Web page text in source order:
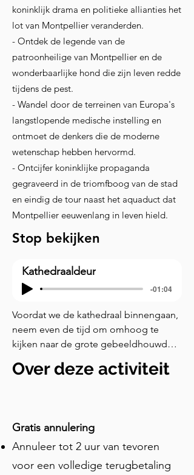
koninklijk drama en politieke allianties het
lot van Montpellier veranderden.
- Ontdek de legende van de
patroonheilige van Montpellier en de
wonderbaarlijke hond die zijn leven redde
tijdens de pest.
- Wandel door de terreinen van Europa's
langstlopende medische instelling en
ontmoet de denkers die de moderne
wetenschap hebben hervormd.
- Ontcijfer koninklijke propaganda
gegraveerd in de triomfboog van de stad
en eindig de tour naast het aquaduct dat
Montpellier eeuwenlang in leven hield.
Stop bekijken
Kathedraaldeur
-01:04
Voordat we de kathedraal binnengaan,
neem even de tijd om omhoog te
kijken naar de grote gebeeldhouwde
vertelt het verhaal van de Maagd Maria
met te kijken naar het onderste niveau.
Helemaal links zie je de Geboorte van
Christus. Maria zit achter de kribbe,
Over deze activiteit
Gratis annulering
Annuleer tot 2 uur van tevoren
voor een volledige terugbetaling